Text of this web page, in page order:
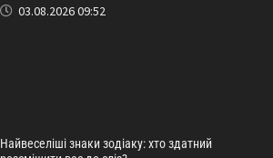
03.08.2026 09:52
Найвеселіші знаки зодіаку: хто здатний